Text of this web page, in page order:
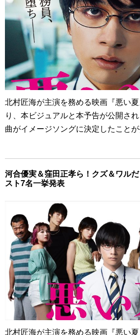
北村匠海が主演を務める映画『悪い
り、本ビジュアルと本予告が公開さ
曲がイメージソングに決定したことが
河合優実＆窪田正孝ら！クズ＆ワル
スト7名一挙発表
北村匠海が主演を務める映画『悪い